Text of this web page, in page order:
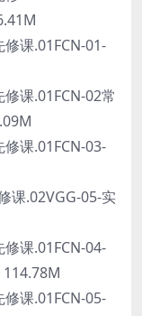
课.01FCN-01-
课.01FCN-02常
课.01FCN-03-
课.02VGG-05-实
课.01FCN-04-
课.01FCN-05-